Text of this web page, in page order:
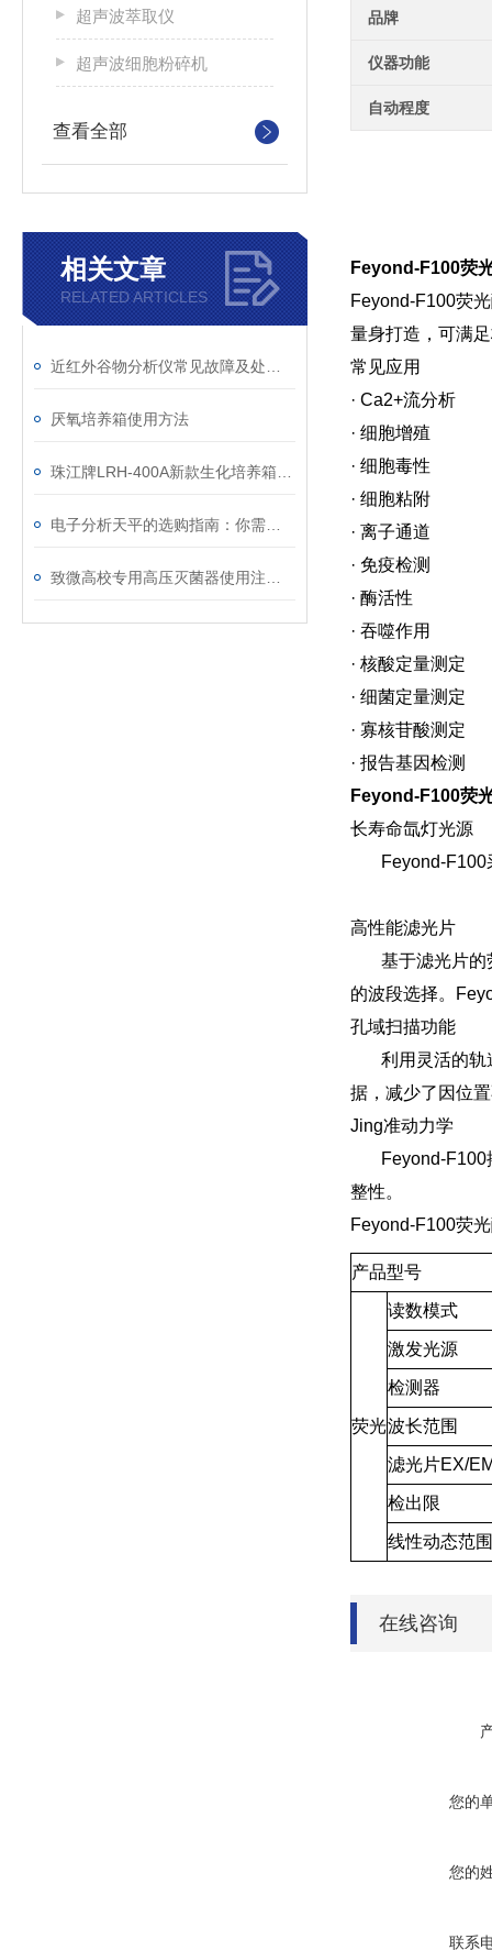
超声波萃取仪
超声波细胞粉碎机
查看全部
相关文章
RELATED ARTICLES
厌氧培养箱使用方法
品牌
仪器功能
自动程度
Feyond-F100荧
Feyond-F100荧
量身打造，可满
常见应用
· Ca2+流分析
· 细胞增殖
· 细胞毒性
· 细胞粘附
· 离子通道
· 免疫检测
· 酶活性
· 吞噬作用
· 核酸定量测定
· 细菌定量测定
· 寡核苷酸测定
· 报告基因检测
Feyond-F100荧
长寿命氙灯光源
Feyond-F100采
高性能滤光片
基于滤光片的荧
的波段选择。
孔域扫描功能
利用灵活的轨道
据，减少了因位
Jing准动力学
Feyond-F100搭
整性。
Feyond-F100荧
产品型号
荧光
读数模式
激发光源
检测器
波长范围
滤光片EX/
检出限
线性动态范围
在线咨询
您的
您的
联系